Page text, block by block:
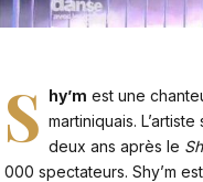
S hy’m est une
martiniquais.
deux ans après le
000 spectateurs. Shy’m